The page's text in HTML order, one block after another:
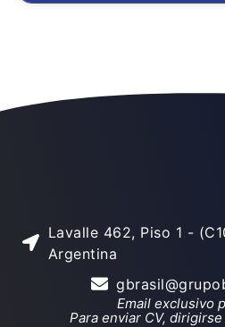
Lavalle 462, Piso 1 -
Argentina
Email exclusivo
Para enviar CV,